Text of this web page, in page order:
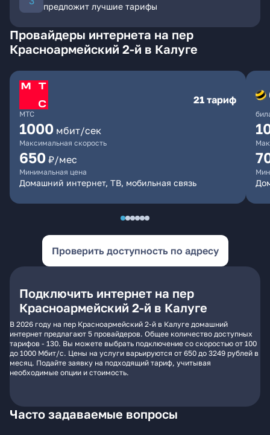
предложит лучшие тарифы
Провайдеры интернета на пер
Красноармейский 2-й в Калуге
МТС
21 тариф
1000 мбит/сек
Максимальная скорость
650 ₽/мес
Минимальная цена
Домашний интернет, ТВ, мобильная связь
Проверить доступность по адресу
Подключить интернет на пер
Красноармейский 2-й в Калуге
В 2026 году на пер Красноармейский 2-й в Калуге домашний
интернет предлагают 5 провайдеров. Общее количество доступных
тарифов - 130. Вы можете выбрать подключение со скоростью от 100
до 1000 Мбит/с. Цены на услуги варьируются от 650 до 3249 рублей в
месяц. Подайте заявку на подходящий тариф, учитывая
необходимые опции и стоимость.
Часто задаваемые вопросы